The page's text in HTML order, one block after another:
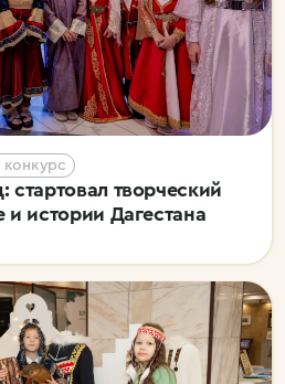
конкурс
творческий
и истории Дагестана